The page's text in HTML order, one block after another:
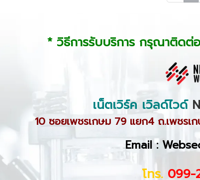
* วิธีการรับบริการ กรุณาติด
เน็ตเวิร์ค เวิลด์ไวด์
10 ซอยเพชรเกษม 79 แยก4 ถ.เพชร
Email :
โทร. 099-